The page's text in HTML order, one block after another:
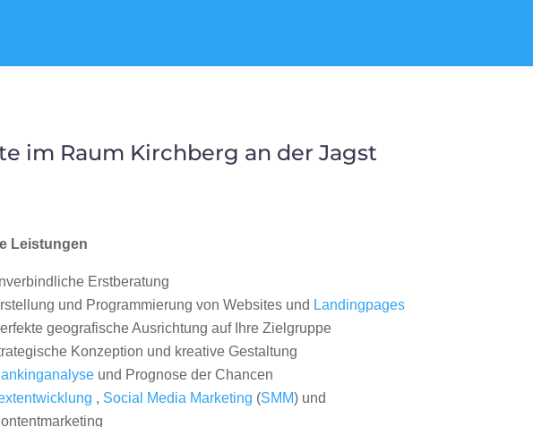
im Raum Kirchberg an der Jagst
Leistungen
Erstberatung
und Programmierung von Websites und Landingpages
geografische Ausrichtung auf Ihre Zielgruppe
Konzeption und kreative Gestaltung
und Prognose der Chancen
, Social Media Marketing (SMM) und